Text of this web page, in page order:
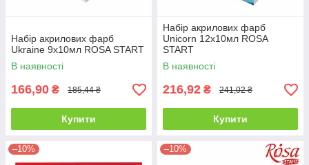
Набір акрилових фарб
Ukraine 9x10мл ROSA START
В наявності
166,90 ₴ 185,44 ₴
Купити
Набір акрилових фарб
Unicorn 12x10мл ROSA
START
В наявності
216,92 ₴ 241,02 ₴
Купити
–10% –10%